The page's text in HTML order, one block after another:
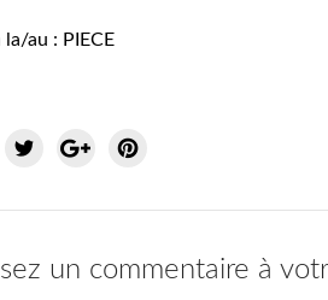
la/au : PIECE
un commentaire à